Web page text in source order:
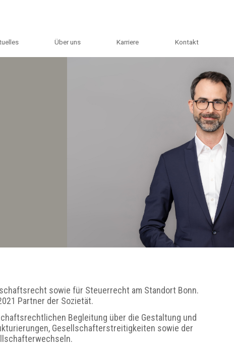
Über uns Karriere Kontakt
sowie für Steuerrecht am Standort Bonn.
Partner der Sozietät.
Begleitung über die Gestaltung und
Gesellschafterstreitigkeiten sowie der